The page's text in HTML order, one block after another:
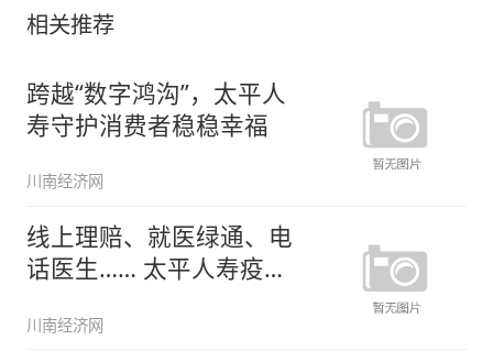
相关推荐
跨越“数字鸿沟”，太平人
寿守护消费者稳稳幸福
川南经济网
线上理赔、就医绿通、电
话医生…… 太平人寿疫情
川南经济网